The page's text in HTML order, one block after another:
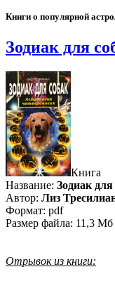
Книги о популярной
Зодиак для
Книга
Название: Зодиак для
Автор: Лиз
Формат: pdf
Размер файла: 11,3 Мб
Отрывок из книги: